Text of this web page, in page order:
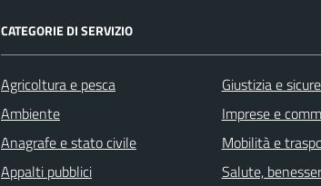
CATEGORIE DI SERVIZIO
Agricoltura e pesca
Ambiente
Anagrafe e stato civile
Appalti pubblici
Giustizia e
Imprese e
Mobilità e
Salute,